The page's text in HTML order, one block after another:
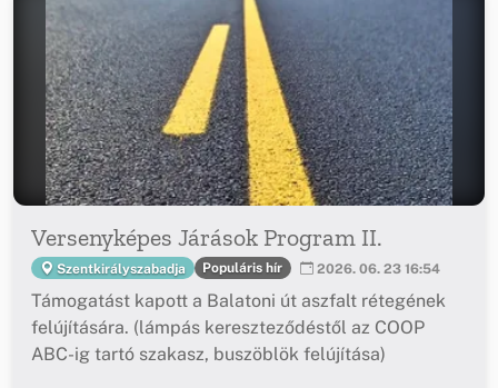
Versenyképes Járások Program II.
Szentkirályszabadja Populáris hír 2026. 06. 23 16:54
Támogatást kapott a Balatoni út aszfalt rétegének
felújítására. (lámpás kereszteződéstől az COOP
ABC-ig tartó szakasz, buszöblök felújítása)